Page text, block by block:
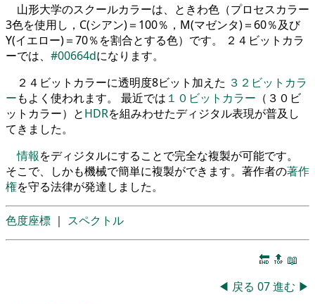
山形大学のスクールカラーは、ときわ色（プロセスカラー
3色を使用し，C(シアン)＝100％，M(マゼンタ)＝60％及び
Y(イエロー)＝70％を割合とする色）です。 ２４ビットカラ
ーでは、 #00664dになります。
２４ビットカラーに透明度8ビット加えた ３２ビットカラ
ーもよく使われます。 最近では １０ビットカラー （３０ビ
ットカラー）とHDRを組みわせたディジタル表現が普及し
てきました。
情報をディジタルにすることで完全な複製が可能です。
そこで、しかも機械で簡単に複製ができます。著作者の著作
権を守る法律が発達しました。
色度座標 ｜ スペクトル
🔚 🔝 📖
◀ 戻る 07進む ▶